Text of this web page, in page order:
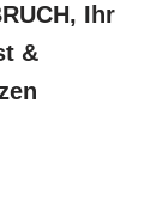
Ihr
&